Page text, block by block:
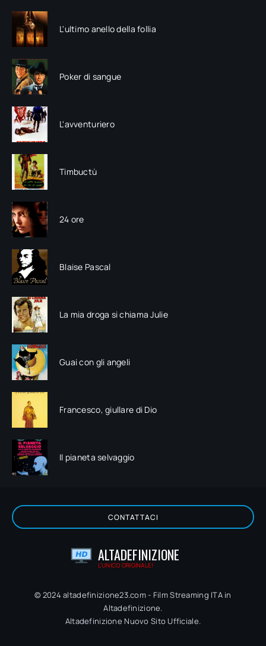
L'ultimo anello della follia
Poker di sangue
L'avventuriero
Timbuctù
24 ore
Blaise Pascal
La mia droga si chiama Julie
Guai con gli angeli
Francesco, giullare di Dio
Il pianeta selvaggio
CONTATTACI
ALTADEFINIZIONE
L'UNICO ORIGINALE!
© 2024 altadefinizione23.com - Film Streaming ITA in
Altadefinizione.
Altadefinizione Nuovo Sito Ufficiale.